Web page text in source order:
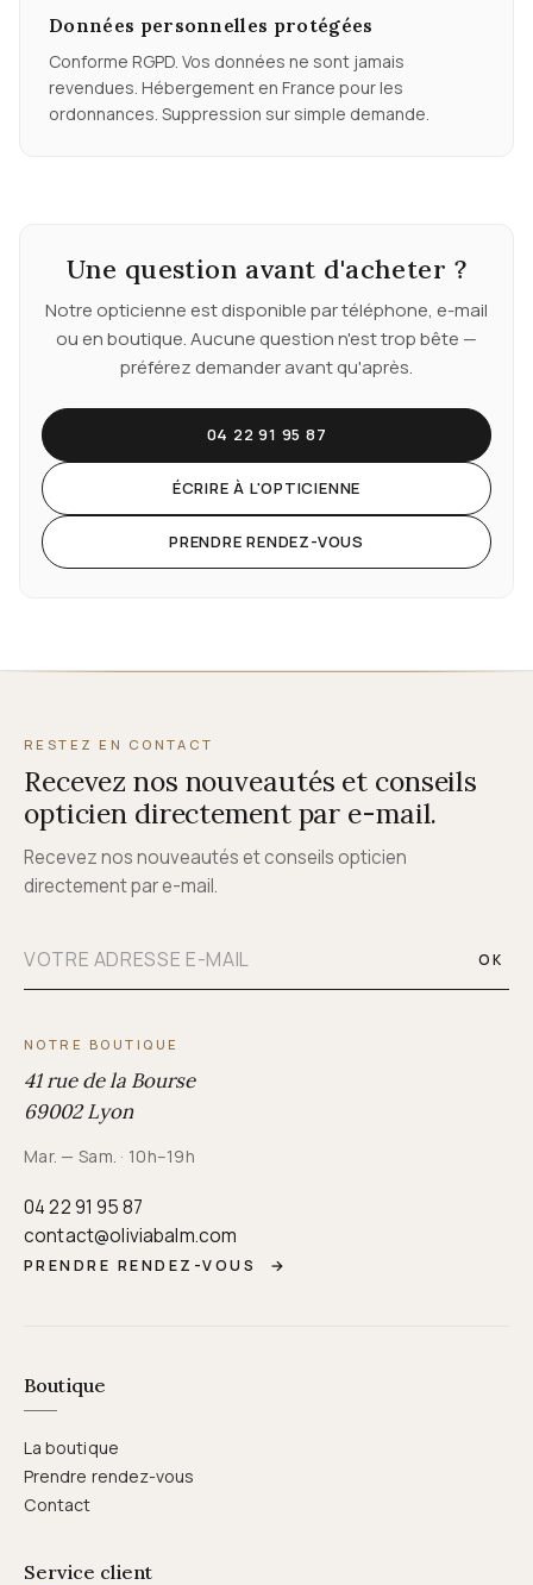
Données personnelles protégées
Conforme RGPD. Vos données ne sont jamais
revendues. Hébergement en France pour les
ordonnances. Suppression sur simple demande.
Une question avant d'acheter ?
Notre opticienne est disponible par téléphone, e-mail
ou en boutique. Aucune question n'est trop bête —
préférez demander avant qu'après.
04 22 91 95 87
ÉCRIRE À L'OPTICIENNE
PRENDRE RENDEZ-VOUS
RESTEZ EN CONTACT
Recevez nos nouveautés et conseils
opticien directement par e-mail.
Recevez nos nouveautés et conseils opticien
directement par e-mail.
OK
NOTRE BOUTIQUE
41 rue de la Bourse
69002 Lyon
Mar. — Sam. · 10h–19h
04 22 91 95 87
contact@oliviabalm.com
PRENDRE RENDEZ-VOUS →
Boutique
La boutique
Prendre rendez-vous
Contact
Service client